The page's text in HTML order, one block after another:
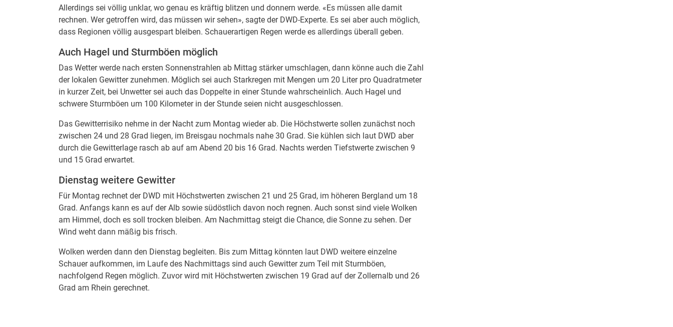
Allerdings sei völlig unklar, wo genau es kräftig blitzen und donnern werde. «Es müssen alle damit
rechnen. Wer getroffen wird, das müssen wir sehen», sagte der DWD-Experte. Es sei aber auch möglich,
dass Regionen völlig ausgespart bleiben. Schauerartigen Regen werde es allerdings überall geben.
Auch Hagel und Sturmböen möglich
Das Wetter werde nach ersten Sonnenstrahlen ab Mittag stärker umschlagen, dann könne auch die Zahl
der lokalen Gewitter zunehmen. Möglich sei auch Starkregen mit Mengen um 20 Liter pro Quadratmeter
in kurzer Zeit, bei Unwetter sei auch das Doppelte in einer Stunde wahrscheinlich. Auch Hagel und
schwere Sturmböen um 100 Kilometer in der Stunde seien nicht ausgeschlossen.
Das Gewitterrisiko nehme in der Nacht zum Montag wieder ab. Die Höchstwerte sollen zunächst noch
zwischen 24 und 28 Grad liegen, im Breisgau nochmals nahe 30 Grad. Sie kühlen sich laut DWD aber
durch die Gewitterlage rasch ab auf am Abend 20 bis 16 Grad. Nachts werden Tiefstwerte zwischen 9
und 15 Grad erwartet.
Dienstag weitere Gewitter
Für Montag rechnet der DWD mit Höchstwerten zwischen 21 und 25 Grad, im höheren Bergland um 18
Grad. Anfangs kann es auf der Alb sowie südöstlich davon noch regnen. Auch sonst sind viele Wolken
am Himmel, doch es soll trocken bleiben. Am Nachmittag steigt die Chance, die Sonne zu sehen. Der
Wind weht dann mäßig bis frisch.
Wolken werden dann den Dienstag begleiten. Bis zum Mittag könnten laut DWD weitere einzelne
Schauer aufkommen, im Laufe des Nachmittags sind auch Gewitter zum Teil mit Sturmböen,
nachfolgend Regen möglich. Zuvor wird mit Höchstwerten zwischen 19 Grad auf der Zollernalb und 26
Grad am Rhein gerechnet.